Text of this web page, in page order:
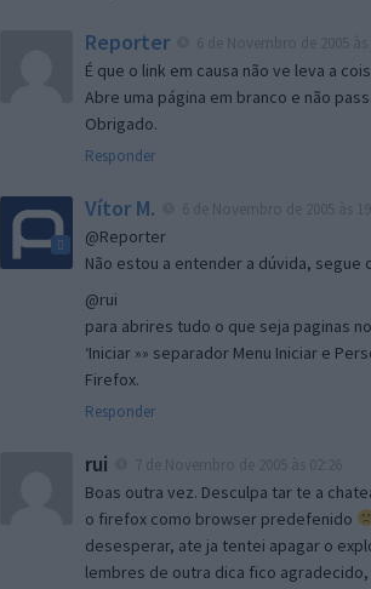
Reporter
É que o link em causa não ve leva a
Abre uma página em branco e não
Obrigado.
Responder
Vítor M.
@Reporter
Não estou a entender a dúvida,
@rui
para abrires tudo o que seja paginas
‘Iniciar »» separador Menu Iniciar e
Firefox.
Responder
rui
Boas outra vez. Desculpa tar te a
o firefox como browser predefenido
desesperar, ate ja tentei apagar o
lembres de outra dica fico